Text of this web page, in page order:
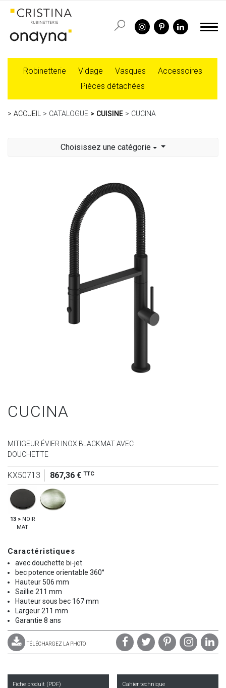
Robinetterie Vidage Vasques
Accessoires
Pièces détachées
ACCUEIL CATALOGUE CUISINE CUCINA
Choisissez une catégorie
CUCINA
MITIGEUR ÉVIER INOX BLACKMAT AVEC
DOUCHETTE
KX50713 867,36 € TTC
13 >NOIR
MAT
Caractéristiques
avec douchette bi-jet
bec potence orientable 360°
Hauteur 506 mm
Saillie 211 mm
Hauteur sous bec 167 mm
Largeur 211 mm
Garantie 8 ans
TÉLÉCHARGEZ LA PHOTO
Fiche produit (PDF) Cahier technique